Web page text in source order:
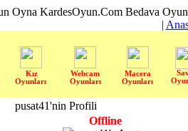
Oyna KardesOyun.Com Bedava
|
Kız
Oyunları
Webcam
Oyunları
Macera
Oyunları
pusat41'nin Profili
Offline